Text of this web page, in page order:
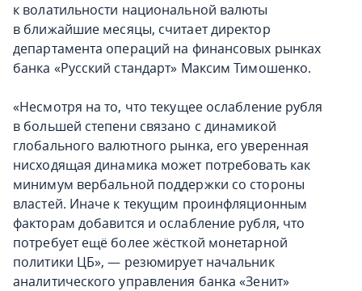
к волатильности национальной валюты
в ближайшие месяцы, считает директор
департамента операций на финансовых рынках
банка «Русский стандарт» Максим Тимошенко.
«Несмотря на то, что текущее ослабление рубля
в большей степени связано с динамикой
глобального валютного рынка, его уверенная
нисходящая динамика может потребовать как
минимум вербальной поддержки со стороны
властей. Иначе к текущим проинфляционным
факторам добавится и ослабление рубля, что
потребует ещё более жёсткой монетарной
политики ЦБ», — резюмирует начальник
аналитического управления банка «Зенит»